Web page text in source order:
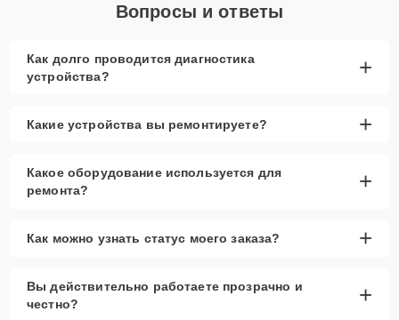
Вопросы и ответы
Как долго проводится диагностика
устройства?
+
Какие устройства вы ремонтируете? +
Какое оборудование используется для
ремонта?
+
Как можно узнать статус моего заказа? +
Вы действительно работаете прозрачно и
честно?
+